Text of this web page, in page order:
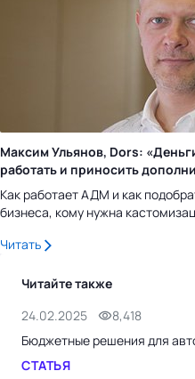
Максим Ульянов, Dors:
работать и приносить
Как работает АДМ и как
бизнеса, кому нужна
Читать
Читайте также
24.02.2025
8,418
Бюджетные решения для
СТАТЬЯ